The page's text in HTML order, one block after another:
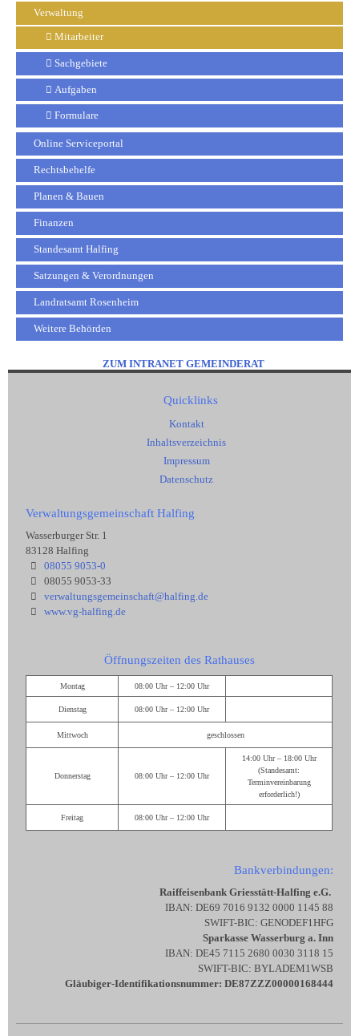
Verwaltung
Mitarbeiter
Sachgebiete
Aufgaben
Formulare
Online Serviceportal
Rechtsbehelfe
Planen & Bauen
Finanzen
Standesamt Halfing
Satzungen & Verordnungen
Landratsamt Rosenheim
Weitere Behörden
ZUM INTRANET GEMEINDERAT
Quicklinks
Kontakt
Inhaltsverzeichnis
Impressum
Datenschutz
Verwaltungsgemeinschaft Halfing
Wasserburger Str. 1
83128 Halfing
08055 9053-0
08055 9053-33
verwaltungsgemeinschaft@halfing.de
www.vg-halfing.de
Öffnungszeiten des Rathauses
Montag 08:00 Uhr – 12:00 Uhr
Dienstag 08:00 Uhr – 12:00 Uhr
Mittwoch geschlossen
Donnerstag 08:00 Uhr – 12:00 Uhr
14:00 Uhr – 18:00 Uhr
(Standesamt:
Terminvereinbarung
erforderlich!)
Freitag 08:00 Uhr – 12:00 Uhr
Bankverbindungen:
Raiffeisenbank Griesstätt-Halfing e.G.
IBAN: DE69 7016 9132 0000 1145 88
SWIFT-BIC: GENODEF1HFG
Sparkasse Wasserburg a. Inn
IBAN: DE45 7115 2680 0030 3118 15
SWIFT-BIC: BYLADEM1WSB
Gläubiger-Identifikationsnummer: DE87ZZZ00000168444